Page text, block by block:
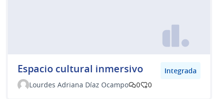
Espacio cultural inmersivo
Integrada
Lourdes Adriana Díaz Ocampo
0 0